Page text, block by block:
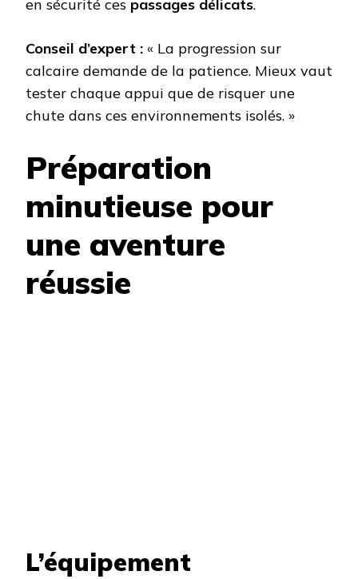
en sécurité ces passages délicats.
Conseil d’expert : « La progression sur
calcaire demande de la patience. Mieux vaut
tester chaque appui que de risquer une
chute dans ces environnements isolés. »
Préparation
minutieuse pour
une aventure
réussie
L’équipement